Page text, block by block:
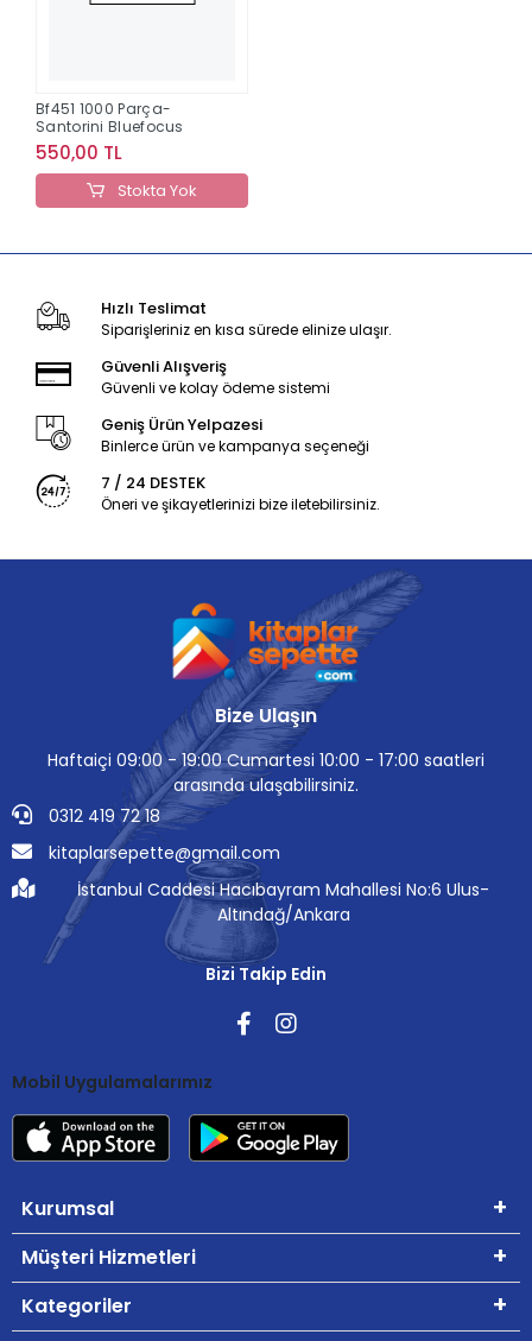
Bf451 1000 Parça-
Santorini Bluefocus
550,00 TL
Stokta Yok
Hızlı Teslimat
Siparişleriniz en kısa sürede elinize ulaşır.
Güvenli Alışveriş
Güvenli ve kolay ödeme sistemi
Geniş Ürün Yelpazesi
Binlerce ürün ve kampanya seçeneği
7 / 24 DESTEK
Öneri ve şikayetlerinizi bize iletebilirsiniz.
Bize Ulaşın
Haftaiçi 09:00 - 19:00 Cumartesi 10:00 - 17:00 saatleri
arasında ulaşabilirsiniz.
0312 419 72 18
kitaplarsepette@gmail.com
İstanbul Caddesi Hacıbayram Mahallesi No:6 Ulus-
Altındağ/Ankara
Bizi Takip Edin
Mobil Uygulamalarımız
Kurumsal
Müşteri Hizmetleri
Kategoriler